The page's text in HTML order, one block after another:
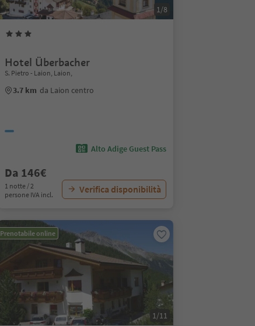
1/8
Hotel Überbacher
S. Pietro - Laion, Laion,
3.7 km da Laion centro
Alto Adige Guest Pass
Da 146€
1 notte / 2
persone IVA incl.
Verifica disponibilità
Prenotabile online
1/11